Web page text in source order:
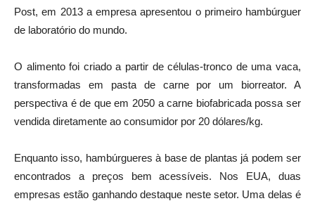
Post, em 2013 a empresa apresentou o primeiro hambúrguer
de laboratório do mundo.
O alimento foi criado a partir de células-tronco de uma vaca,
transformadas em pasta de carne por um biorreator. A
perspectiva é de que em 2050 a carne biofabricada possa ser
vendida diretamente ao consumidor por 20 dólares/kg.
Enquanto isso, hambúrgueres à base de plantas já podem ser
encontrados a preços bem acessíveis. Nos EUA, duas
empresas estão ganhando destaque neste setor. Uma delas é